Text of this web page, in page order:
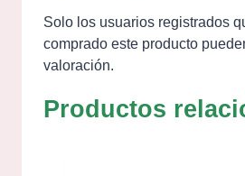
Solo los usuarios registrados
comprado este producto
valoración.
Productos